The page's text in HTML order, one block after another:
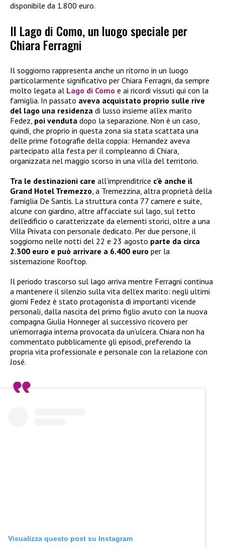
disponibile da 1.800 euro.
Il Lago di Como, un luogo speciale per
Chiara Ferragni
Il soggiorno rappresenta anche un ritorno in un luogo
particolarmente significativo per Chiara Ferragni, da sempre
molto legata al Lago di Como e ai ricordi vissuti qui con la
famiglia. In passato aveva acquistato proprio sulle rive
del lago una residenza di lusso insieme all’ex marito
Fedez, poi venduta dopo la separazione. Non è un caso,
quindi, che proprio in questa zona sia stata scattata una
delle prime fotografie della coppia: Hernandez aveva
partecipato alla festa per il compleanno di Chiara,
organizzata nel maggio scorso in una villa del territorio.
Tra le destinazioni care all’imprenditrice c’è anche il
Grand Hotel Tremezzo , a Tremezzina, altra proprietà della
famiglia De Santis. La struttura conta 77 camere e suite,
alcune con giardino, altre affacciate sul lago, sul tetto
dell’edificio o caratterizzate da elementi storici, oltre a una
Villa Privata con personale dedicato. Per due persone, il
soggiorno nelle notti del 22 e 23 agosto parte da circa
2.300 euro e può arrivare a 6.400 euro per la
sistemazione Rooftop.
Il periodo trascorso sul lago arriva mentre Ferragni continua
a mantenere il silenzio sulla vita dell’ex marito: negli ultimi
giorni Fedez è stato protagonista di importanti vicende
personali, dalla nascita del primo figlio avuto con la nuova
compagna Giulia Honneger al successivo ricovero per
un’emorragia interna provocata da un’ulcera. Chiara non ha
commentato pubblicamente gli episodi, preferendo la
propria vita professionale e personale con la relazione con
José.
Visualizza questo post su Instagram